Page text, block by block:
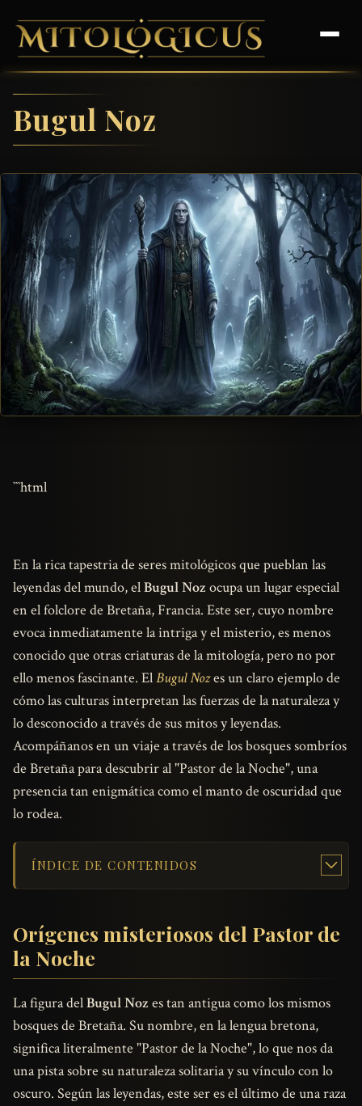
Bugul Noz
```html
En la rica tapestria de seres mitológicos que pueblan las
leyendas del mundo, elBugul Noz ocupa un lugar especial
en el folclore de Bretaña, Francia. Este ser, cuyo nombre
evoca inmediatamente la intriga y el misterio, es menos
conocido que otras criaturas de la mitología, pero no por
ello menos fascinante. ElBugul Nozes un claro ejemplo de
cómo las culturas interpretan las fuerzas de la naturaleza y
lo desconocido a través de sus mitos y leyendas.
Acompáñanos en un viaje a través de los bosques sombríos
de Bretaña para descubrir al "Pastor de la Noche", una
presencia tan enigmática como el manto de oscuridad que
lo rodea.
ÍNDICE DE CONTENIDOS
Orígenes misteriosos del Pastor de
la Noche
La figura delBugul Noz es tan antigua como los mismos
bosques de Bretaña. Su nombre, en la lengua bretona,
significa literalmente "Pastor de la Noche", lo que nos da
una pista sobre su naturaleza solitaria y su vínculo con lo
oscuro. Según las leyendas, este ser es el último de una raza